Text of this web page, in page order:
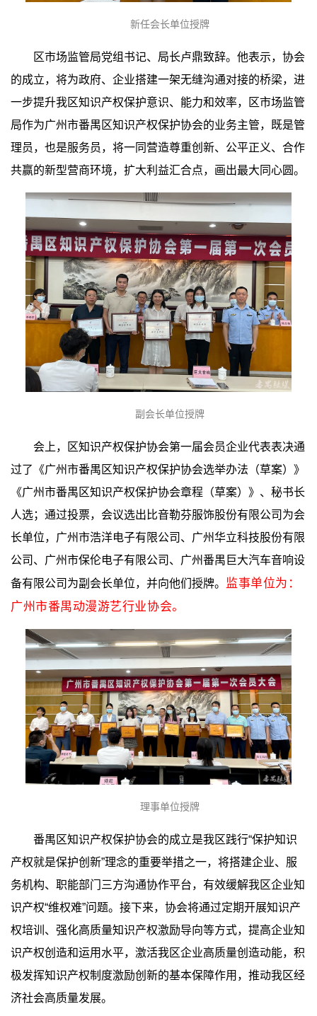
新任会长单位授牌
区市场监管局党组书记、局长卢鼎致辞。他表示，协会
的成立，将为政府、企业搭建一架无缝沟通对接的桥梁，进
一步提升我区知识产权保护意识、能力和效率，区市场监管
局作为广州市番禺区知识产权保护协会的业务主管，既是管
理员，也是服务员，将一同营造尊重创新、公平正义、合作
共赢的新型营商环境，扩大利益汇合点，画出最大同心圆。
副会长单位授牌
会上，区知识产权保护协会第一届会员企业代表表决通
过了《广州市番禺区知识产权保护协会选举办法（草案）》
《广州市番禺区知识产权保护协会章程（草案）》、秘书长
人选；通过投票，会议选出比音勒芬服饰股份有限公司为会
长单位，广州市浩洋电子有限公司、广州华立科技股份有限
公司、广州市保伦电子有限公司、广州番禺巨大汽车音响设
备有限公司为副会长单位，并向他们授牌。
监事单位为：
广州市番禺动漫游艺行业协会。
理事单位授牌
番禺区知识产权保护协会的成立是我区践行“保护知识
产权就是保护创新”理念的重要举措之一，将搭建企业、服
务机构、职能部门三方沟通协作平台，有效缓解我区企业知
识产权“维权难”问题。接下来，协会将通过定期开展知识产
权培训、强化高质量知识产权激励导向等方式，提高企业知
识产权创造和运用水平，激活我区企业高质量创造动能，积
极发挥知识产权制度激励创新的基本保障作用，推动我区经
济社会高质量发展。